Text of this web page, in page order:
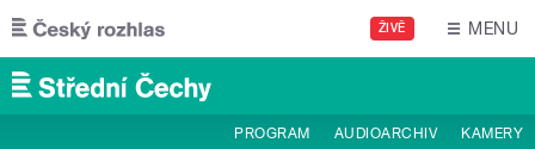
Přejít k hlavnímu obsahu
ŽIVĚ MENU
PROGRAM AUDIOARCHIV KAMERY